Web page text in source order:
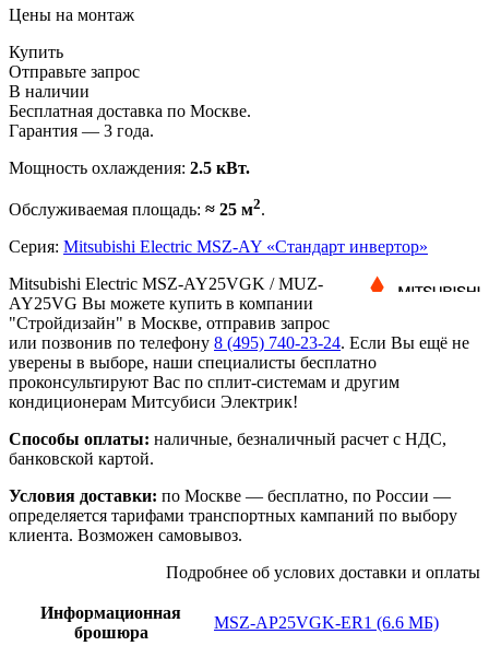
Цены на монтаж
Купить
Отправьте запрос
В наличии
Бесплатная доставка по Москве.
Гарантия — 3 года.
Мощность охлаждения: 2.5 кВт.
Обслуживаемая площадь: ≈ 25 м2.
Серия: Mitsubishi Electric MSZ-AY «Стандарт инвертор»
Mitsubishi Electric MSZ-AY25VGK / MUZ-
AY25VG Вы можете купить в компании
"Стройдизайн" в Москве, отправив запрос
или позвонив по телефону 8 (495) 740-23-24. Если Вы ещё не
уверены в выборе, наши специалисты бесплатно
проконсультируют Вас по сплит-системам и другим
кондиционерам Митсубиси Электрик!
Способы оплаты: наличные, безналичный расчет с НДС,
банковской картой.
Условия доставки: по Москве — бесплатно, по России —
определяется тарифами транспортных кампаний по выбору
клиента. Возможен самовывоз.
Подробнее об услових доставки и оплаты
Информационная
брошюра
MSZ-AP25VGK-ER1 (6.6 МБ)